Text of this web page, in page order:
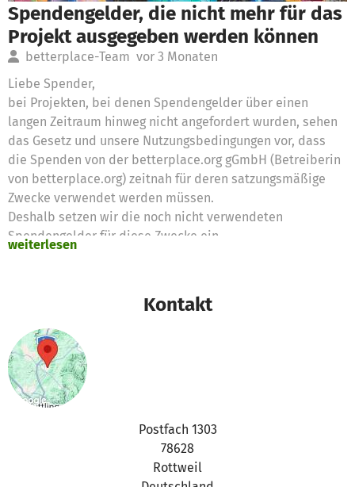
Spendengelder, die nicht mehr für das
Projekt ausgegeben werden können
betterplace-Team vor 3 Monaten
Liebe Spender,
bei Projekten, bei denen Spendengelder über einen
langen Zeitraum hinweg nicht angefordert wurden, sehen
das Gesetz und unsere Nutzungsbedingungen vor, dass
die Spenden von der betterplace.org gGmbH (Betreiberin
von betterplace.org) zeitnah für deren satzungsmäßige
Zwecke verwendet werden müssen.
Deshalb setzen wir die noch nicht verwendeten
Spendengelder für diese Zwecke ein
weiterlesen
Kontakt
Postfach 1303
78628
Rottweil